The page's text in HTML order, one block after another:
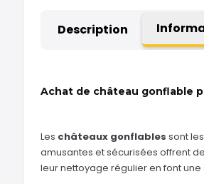
Description
Achat de château gonflable
Les châteaux gonflables sont
amusantes et sécurisées offrent
leur nettoyage régulier en font